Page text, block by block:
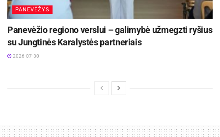
PANEVĖŽYS
Panevėžio regiono verslui – galimybė užmegzti ryšius
su Jungtinės Karalystės partneriais
2026-07-30